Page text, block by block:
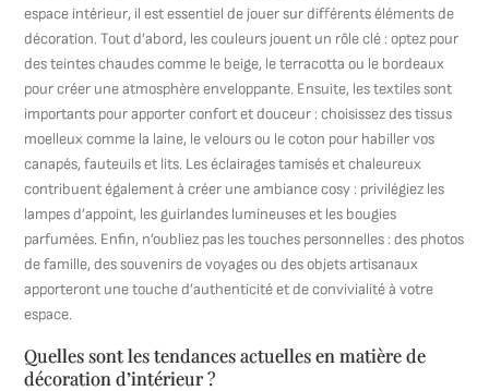
espace intérieur, il est essentiel de jouer sur différents éléments de
décoration. Tout d’abord, les couleurs jouent un rôle clé : optez pour
des teintes chaudes comme le beige, le terracotta ou le bordeaux
pour créer une atmosphère enveloppante. Ensuite, les textiles sont
importants pour apporter confort et douceur : choisissez des tissus
moelleux comme la laine, le velours ou le coton pour habiller vos
canapés, fauteuils et lits. Les éclairages tamisés et chaleureux
contribuent également à créer une ambiance cosy : privilégiez les
lampes d’appoint, les guirlandes lumineuses et les bougies
parfumées. Enfin, n’oubliez pas les touches personnelles : des photos
de famille, des souvenirs de voyages ou des objets artisanaux
apporteront une touche d’authenticité et de convivialité à votre
espace.
Quelles sont les tendances actuelles en matière de
décoration d’intérieur ?